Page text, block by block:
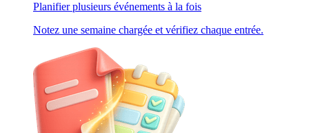
Planifier plusieurs événements à la fois
Notez une semaine chargée et vérifiez chaque entrée.